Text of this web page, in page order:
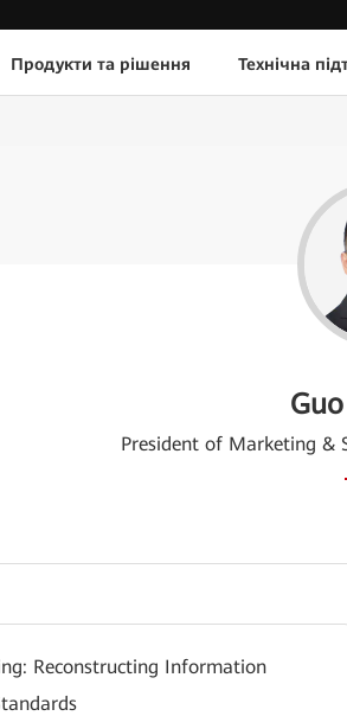
Продукти та рішення Технічна
President of Marketing &
Reconstructing Information